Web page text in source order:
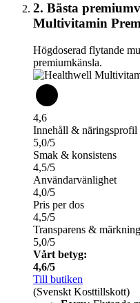
2. Bästa
Multivitamin
Högdoserad flytande
premiumkänsla.
4,6
Innehåll & näringsprofil
5,0/5
Smak & konsistens
4,5/5
Användarvänlighet
4,0/5
Pris per dos
4,5/5
Transparens & märkning
5,0/5
Vårt betyg:
4,6/5
Till butiken
(Svenskt Kosttillskott)